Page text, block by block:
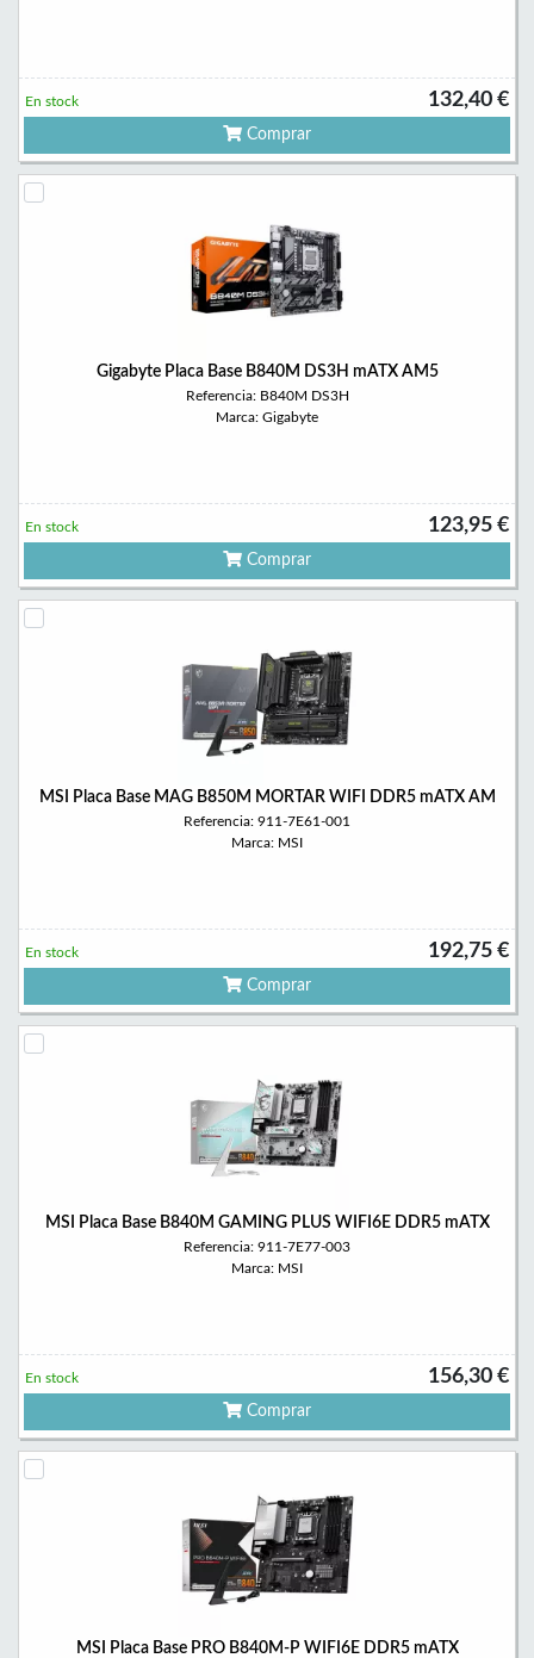
132,40 €
En stock
Comprar
Gigabyte Placa Base B840M DS3H mATX AM5
Referencia: B840M DS3H
Marca: Gigabyte
123,95 €
En stock
Comprar
MSI Placa Base MAG B850M MORTAR WIFI DDR5 mATX AM
Referencia: 911-7E61-001
Marca: MSI
192,75 €
En stock
Comprar
MSI Placa Base B840M GAMING PLUS WIFI6E DDR5 mATX
Referencia: 911-7E77-003
Marca: MSI
156,30 €
En stock
Comprar
MSI Placa Base PRO B840M-P WIFI6E DDR5 mATX